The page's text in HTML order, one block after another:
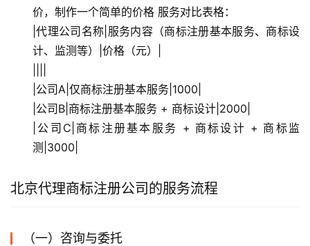
价，制作一个简单的价格 服务对比表格：
|代理公司名称|服务内容（商标注册基本服务、商标设
计、监测等）|价格（元）|
|公司A|仅商标注册基本服务|1000|
|公司B|商标注册基本服务 + 商标设计|2000|
|公司C|商标注册基本服务 + 商标设计 + 商标监
测|3000|
北京代理商标注册公司的服务流程
（一）咨询与委托